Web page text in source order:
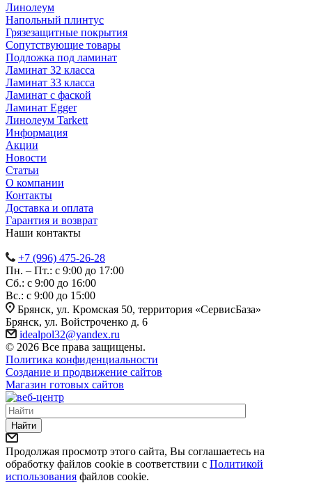
Линолеум
Напольный плинтус
Грязезащитные покрытия
Сопутствующие товары
Подложка под ламинат
Ламинат 32 класса
Ламинат 33 класса
Ламинат с фаской
Ламинат Egger
Линолеум Tarkett
Информация
Акции
Новости
Статьи
О компании
Контакты
Доставка и оплата
Гарантия и возврат
Наши контакты
+7 (996) 475-26-28
Пн. – Пт.: с 9:00 до 17:00
Сб.: с 9:00 до 16:00
Bc.: с 9:00 до 15:00
Брянск, ул. Кромская 50, территория «СервисБаза»
Брянск, ул. Войстроченко д. 6
idealpol32@yandex.ru
© 2026 Все права защищены.
Политика конфиденциальности
Создание и продвижение сайтов
Магазин готовых сайтов
Найти
Продолжая просмотр этого сайта, Вы соглашаетесь на
обработку файлов cookie в соответствии с Политикой
использования файлов cookie.